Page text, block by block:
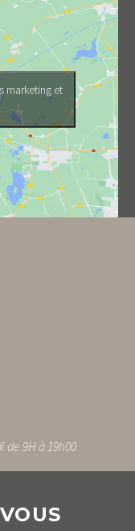
marketing et
9H à 19h00